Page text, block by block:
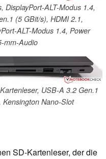
DisplayPort-ALT-Modus 1.4,
(5 GBit/s), HDMI 2.1,
ALT-Modus 1.4, Power
mm-Audio
USB-A 3.2 Gen.1
Nano-Slot
SD-Kartenleser, der die